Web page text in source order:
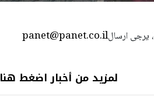
panet@panet.co.ilاستعمال المضامين بموجب بند 27 أ لقانون الحقوق الأدبية لسنة 2007، يرجى ارسال
لمزيد من أخبار اضغط هنا